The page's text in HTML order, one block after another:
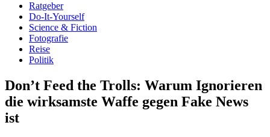
Ratgeber
Do-It-Yourself
Science & Fiction
Fotografie
Reise
Politik
Don’t Feed the Trolls: Warum Ignorieren
die wirksamste Waffe gegen Fake News
ist